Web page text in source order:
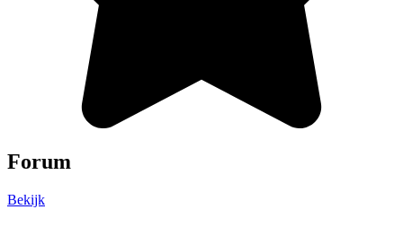
Forum
Bekijk